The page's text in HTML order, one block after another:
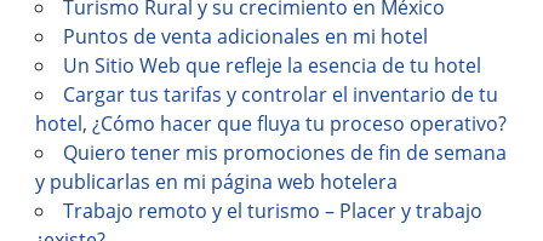
Turismo Rural y su crecimiento en México
Puntos de venta adicionales en mi hotel
Un Sitio Web que refleje la esencia de tu hotel
Cargar tus tarifas y controlar el inventario de tu
hotel, ¿Cómo hacer que fluya tu proceso operativo?
Quiero tener mis promociones de fin de semana
y publicarlas en mi página web hotelera
Trabajo remoto y el turismo – Placer y trabajo